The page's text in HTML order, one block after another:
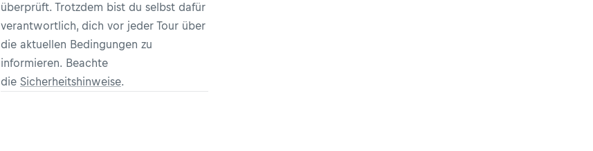
überprüft. Trotzdem bist du selbst dafür
verantwortlich, dich vor jeder Tour über
die aktuellen Bedingungen zu
informieren. Beachte
die Sicherheitshinweise.